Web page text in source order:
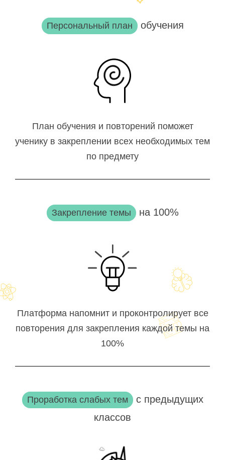
Персональный план обучения
План обучения и повторений поможет
ученику в закреплении всех необходимых тем
по предмету
Закрепление темы на 100%
Платформа напомнит и проконтролирует все
повторения для закрепления каждой темы на
100%
Проработка слабых тем с предыдущих
классов